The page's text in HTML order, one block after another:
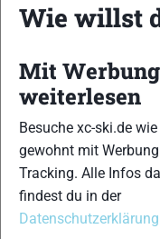
xc-ski.de ist DAS
Kombination, einer
und allem was du
wissen solltest.
ObSkilanglauf-
immer ein offenes
dasKontaktformular
Wie willst
Mit Werbung
weiterlesen
Besuche xc-ski.de wie
gewohnt mit
Tracking. Alle Infos
findest du in der
Datenschutzerklärung